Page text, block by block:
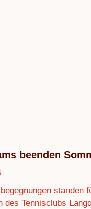
beenden
standen
des Tennisclubs